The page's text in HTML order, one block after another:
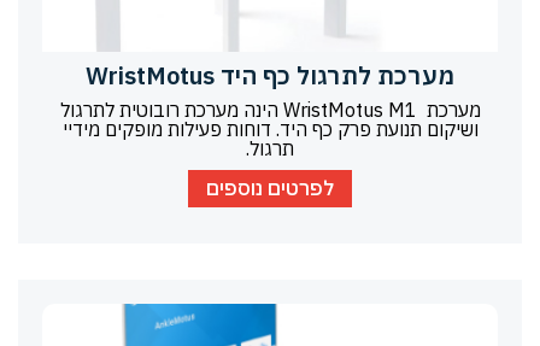
מערכת לתרגול כף היד WristMotus
מערכת WristMotus M1 הינה מערכת רובוטית לתרגול
ושיקום תנועת פרק כף היד. דוחות פעילות מופקים מידיי
תרגול.
לפרטים נוספים